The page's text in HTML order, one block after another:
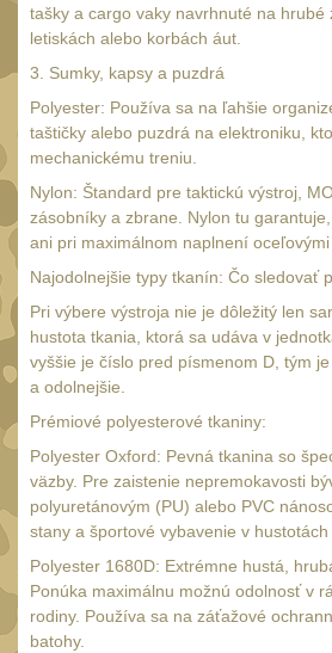
.357 .38 (9mm)
1911
SVIETIDLÁ(89)
Méně než 200 lm
200 - 500 lm
510 - 990 lm 3
1000 - 2000 lm
Nad 2000 lm8
Speciální svítilny
Lovecké svítilny 1
Policejní svítilny 4
Vyhledávací svítilny5
Čelové svetlá -
čelovky
Svítilny pro
AA/AAA/14500 Li-Ion
tašky a cargo vaky navrhnuté na hrubé
letiskách alebo korbách áut.
3. Sumky, kapsy a puzdrá
Polyester: Používa sa na ľahšie
taštičky alebo puzdrá na elektroniku,
mechanickému treniu.
Nylon: Štandard pre taktickú výstroj,
zásobníky a zbrane. Nylon tu
ani pri maximálnom naplnení
Najodolnejšie typy tkanín: Čo sledovať
Pri výbere výstroja nie je dôležitý len
hustota tkania, ktorá sa udáva v
vyššie je číslo pred písmenom D, tým
a odolnejšie.
Prémiové polyesterové tkaniny:
Polyester Oxford: Pevná tkanina so
väzby. Pre zaistenie nepremokavosti
polyuretánovým (PU) alebo PVC
stany a športové vybavenie v
Polyester 1680D: Extrémne hustá,
Ponúka maximálnu možnú odolnosť v
rodiny. Používa sa na záťažové
batohy.